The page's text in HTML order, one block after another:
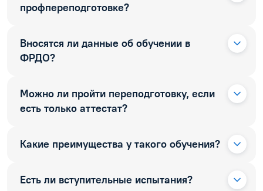
профпереподготовке?
Вносятся ли данные об обучении в
ФРДО?
Можно ли пройти переподготовку, если
есть только аттестат?
Какие преимущества у такого обучения?
Есть ли вступительные испытания?